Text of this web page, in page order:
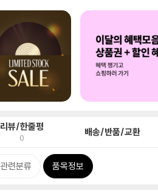
리뷰/한줄평
0 배송/반품/교환
관련분류 품목정보